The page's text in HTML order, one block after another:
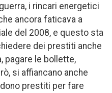
i rincari energetici
ancora faticava a
del 2008, e questo sta
dei prestiti anche
pagare le bollette,
si affiancano anche
prestiti per fare